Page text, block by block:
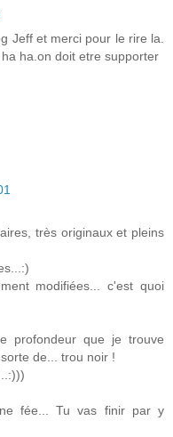
Jeff et merci pour le rire la.
ha.on doit etre supporter
très originaux et pleins
modifiées... c'est quoi
profondeur que je trouve
de... trou noir !
fée... Tu vas finir par y